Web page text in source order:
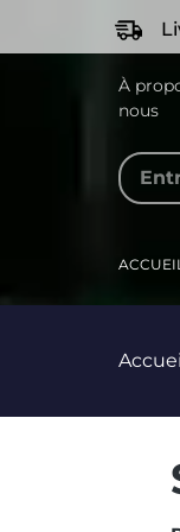
À
nous